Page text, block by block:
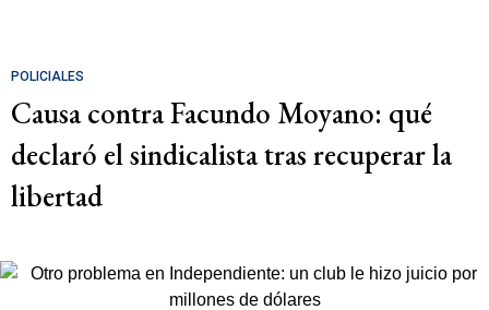
POLICIALES
Causa contra Facundo Moyano: qué
declaró el sindicalista tras recuperar la
libertad